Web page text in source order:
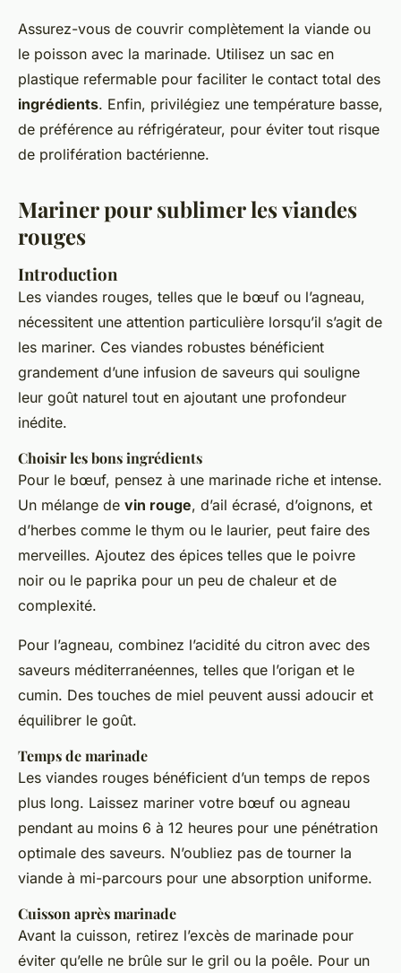
Assurez-vous de couvrir complètement la viande ou
le poisson avec la marinade. Utilisez un sac en
plastique refermable pour faciliter le contact total des
ingrédients. Enfin, privilégiez une température basse,
de préférence au réfrigérateur, pour éviter tout risque
de prolifération bactérienne.
Mariner pour sublimer les viandes
rouges
Introduction
Les viandes rouges, telles que le bœuf ou l’agneau,
nécessitent une attention particulière lorsqu’il s’agit de
les mariner. Ces viandes robustes bénéficient
grandement d’une infusion de saveurs qui souligne
leur goût naturel tout en ajoutant une profondeur
inédite.
Choisir les bons ingrédients
Pour le bœuf, pensez à une marinade riche et intense.
Un mélange de vin rouge, d’ail écrasé, d’oignons, et
d’herbes comme le thym ou le laurier, peut faire des
merveilles. Ajoutez des épices telles que le poivre
noir ou le paprika pour un peu de chaleur et de
complexité.
Pour l’agneau, combinez l’acidité du citron avec des
saveurs méditerranéennes, telles que l’origan et le
cumin. Des touches de miel peuvent aussi adoucir et
équilibrer le goût.
Temps de marinade
Les viandes rouges bénéficient d’un temps de repos
plus long. Laissez mariner votre bœuf ou agneau
pendant au moins 6 à 12 heures pour une pénétration
optimale des saveurs. N’oubliez pas de tourner la
viande à mi-parcours pour une absorption uniforme.
Cuisson après marinade
Avant la cuisson, retirez l’excès de marinade pour
éviter qu’elle ne brûle sur le gril ou la poêle. Pour un